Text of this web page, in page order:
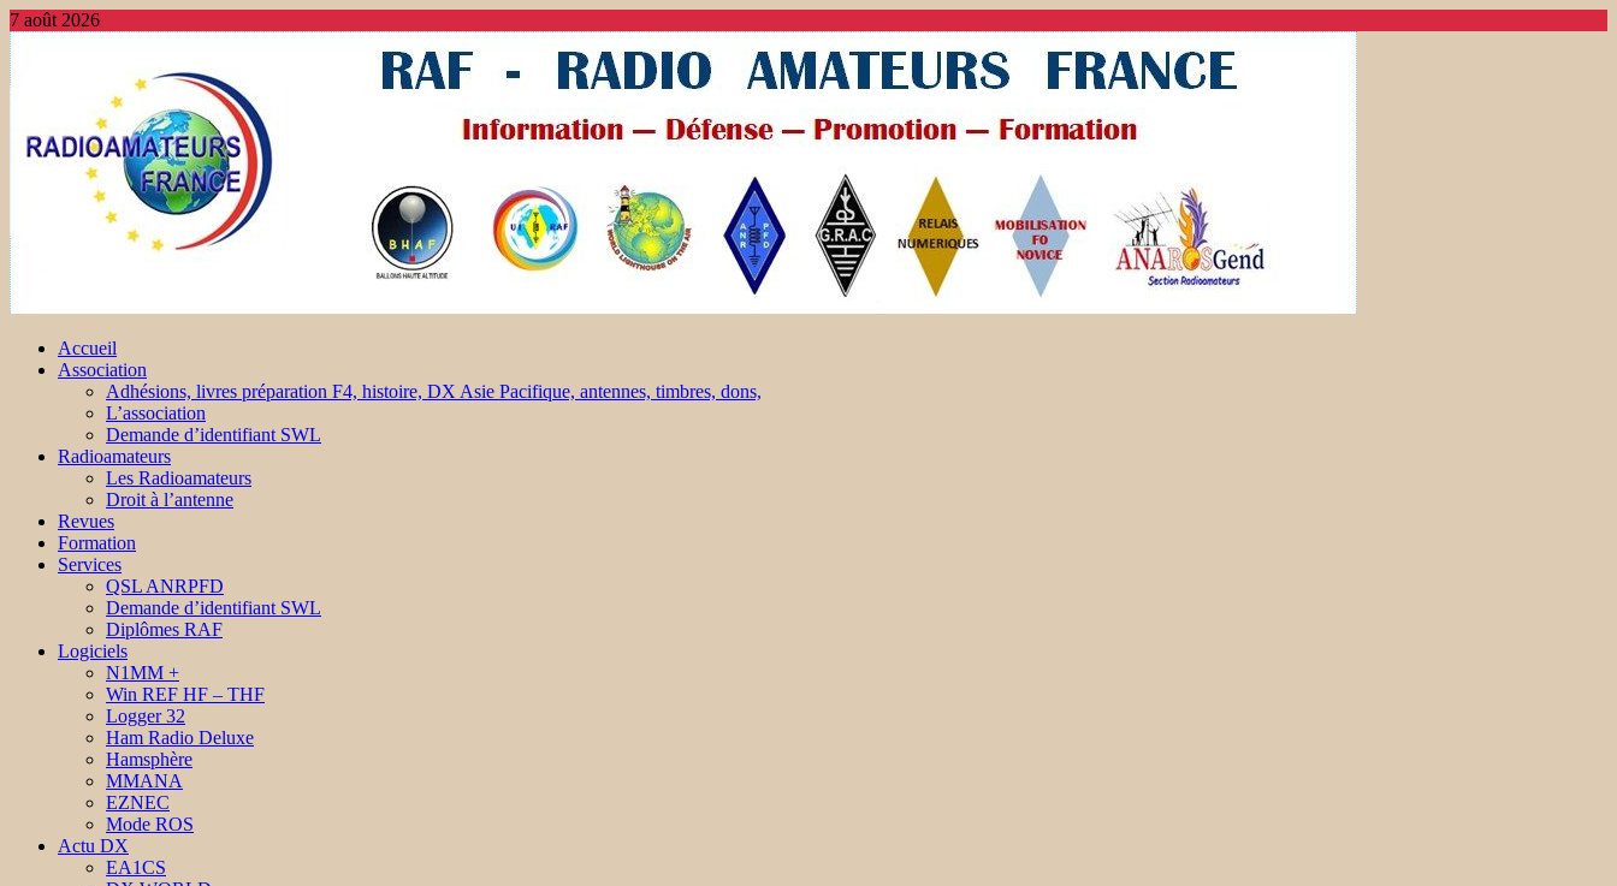
7 août 2026
Accueil
Association
Adhésions, livres préparation F4, histoire, DX Asie Pacifique, antennes, timbres, dons,
L’association
Demande d’identifiant SWL
Radioamateurs
Les Radioamateurs
Droit à l’antenne
Revues
Formation
Services
QSL ANRPFD
Demande d’identifiant SWL
Diplômes RAF
Logiciels
N1MM +
Win REF HF – THF
Logger 32
Ham Radio Deluxe
Hamsphère
MMANA
EZNEC
Mode ROS
Actu DX
EA1CS